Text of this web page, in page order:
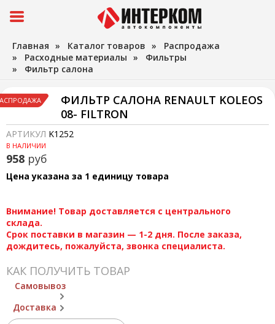
Главная » Каталог товаров » Распродажа
» Расходные материалы » Фильтры
» Фильтр салона
ФИЛЬТР САЛОНА RENAULT KOLEOS
08- FILTRON
АРТИКУЛ K1252
В НАЛИЧИИ
958 руб
Цена указана за 1 единицу товара
Внимание! Товар доставляется с центрального
склада.
Срок поставки в магазин — 1-2 дня. После заказа,
дождитесь, пожалуйста, звонка специалиста.
КАК ПОЛУЧИТЬ ТОВАР
Самовывоз
Доставка